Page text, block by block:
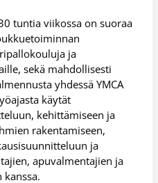
tuntia viikossa on suoraa
ja
sekä mahdollisesti
yhdessä YMCA
käytät
kehittämiseen ja
rakentamiseen,
ja
apuvalmentajien ja